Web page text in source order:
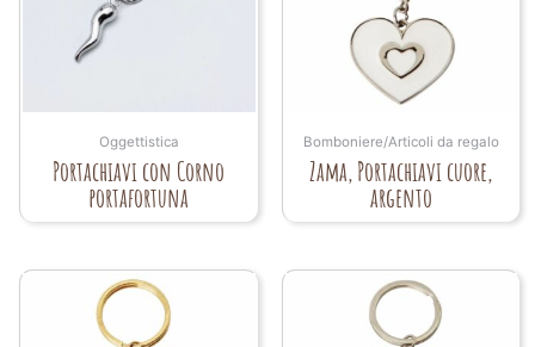
Oggettistica
Portachiavi con Corno
portafortuna
Bomboniere/Articoli da regalo
Zama, Portachiavi cuore,
argento